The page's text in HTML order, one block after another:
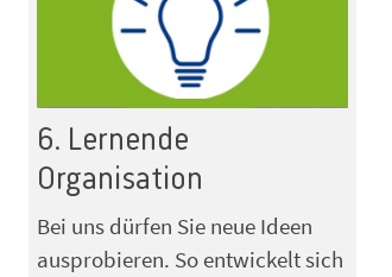
6. Lernende
Organisation
Bei uns dürfen Sie neue Ideen
ausprobieren. So entwickelt sich